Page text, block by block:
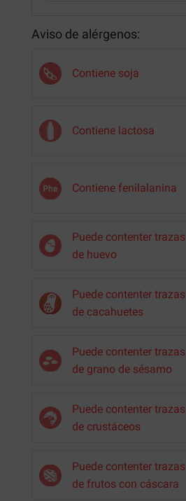
Aviso de alérgenos:
Contiene soja
Contiene lactosa
Contiene fenilalanina
Puede contenter trazas
de huevo
Puede contenter trazas
de cacahuetes
Puede contenter trazas
de grano de sésamo
Puede contenter trazas
de crustáceos
Puede contenter trazas
de frutos con cáscara